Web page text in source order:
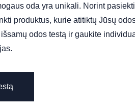
oda yra unikali. Norint
produktus, kurie atitiktų Jūsų
odos testą ir gaukite